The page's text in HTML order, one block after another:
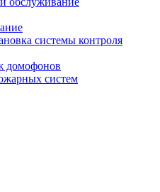
системы контроля
домофонов
систем